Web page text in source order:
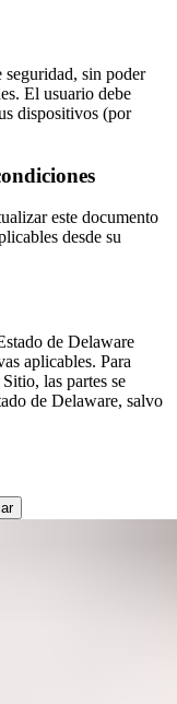
seguridad, sin poder
El usuario debe
dispositivos (por
este documento
desde su
de Delaware
aplicables. Para
las partes se
de Delaware, salvo